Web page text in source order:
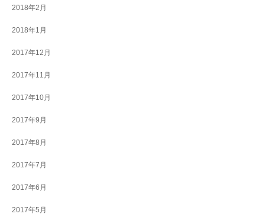
2018年2月
2018年1月
2017年12月
2017年11月
2017年10月
2017年9月
2017年8月
2017年7月
2017年6月
2017年5月